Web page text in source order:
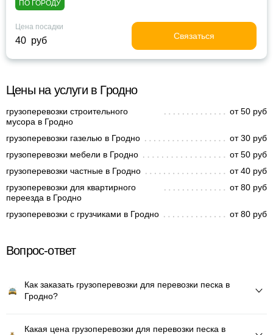
ПО ГОРОДУ
Цена посадки
40 руб Связаться
Цены на услуги в Гродно
грузоперевозки строительного
мусора в Гродно
от 50 руб
грузоперевозки газелью в Гродно
от 30 руб
грузоперевозки мебели в Гродно
от 50 руб
грузоперевозки частные в Гродно
от 40 руб
грузоперевозки для квартирного
переезда в Гродно
от 80 руб
грузоперевозки с грузчиками в Гродно от 80 руб
Вопрос-ответ
Как заказать грузоперевозки для перевозки песка в
Гродно?
Какая цена грузоперевозки для перевозки песка в